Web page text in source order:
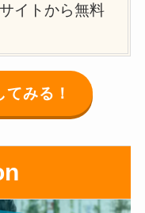
イトから無料
みる！